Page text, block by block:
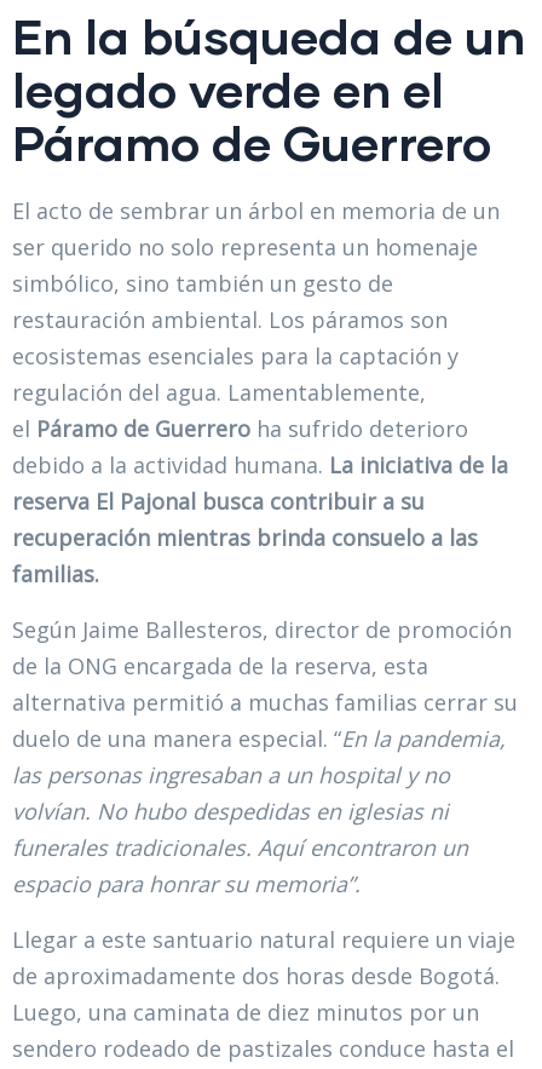
En la búsqueda de un
legado verde en el
Páramo de Guerrero
El acto de sembrar un árbol en memoria de un
ser querido no solo representa un homenaje
simbólico, sino también un gesto de
restauración ambiental. Los páramos son
ecosistemas esenciales para la captación y
regulación del agua. Lamentablemente,
el Páramo de Guerrero ha sufrido deterioro
debido a la actividad humana. La iniciativa de la
reserva El Pajonal busca contribuir a su
recuperación mientras brinda consuelo a las
familias.
Según Jaime Ballesteros, director de promoción
de la ONG encargada de la reserva, esta
alternativa permitió a muchas familias cerrar su
duelo de una manera especial. “En la pandemia,
las personas ingresaban a un hospital y no
volvían. No hubo despedidas en iglesias ni
funerales tradicionales. Aquí encontraron un
espacio para honrar su memoria”.
Llegar a este santuario natural requiere un viaje
de aproximadamente dos horas desde Bogotá.
Luego, una caminata de diez minutos por un
sendero rodeado de pastizales conduce hasta el